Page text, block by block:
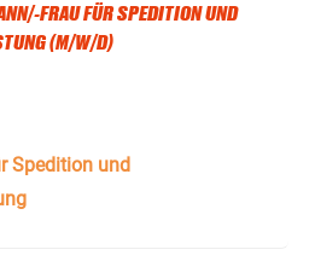
FRAU FÜR SPEDITION UND
(M/W/D)
Spedition und